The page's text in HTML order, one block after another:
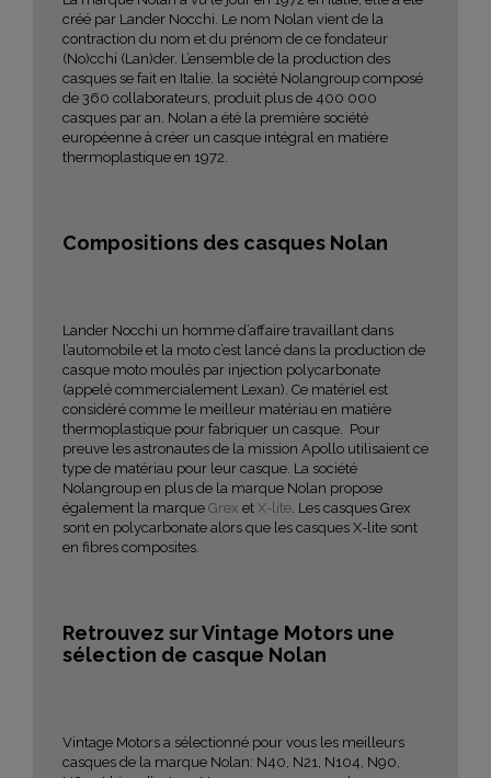
créé par Lander Nocchi. Le nom Nolan vient de la
contraction du nom et du prénom de ce fondateur
(No)cchi (Lan)der. L’ensemble de la production des
casques se fait en Italie. la société Nolangroup composé
de 360 collaborateurs, produit plus de 400 000
casques par an. Nolan a été la première société
européenne à créer un casque intégral en matière
thermoplastique en 1972.
Compositions des casques Nolan
Lander Nocchi un homme d’affaire travaillant dans
l’automobile et la moto c’est lancé dans la production de
casque moto moulés par injection polycarbonate
(appelé commercialement Lexan). Ce matériel est
considéré comme le meilleur matériau en matière
thermoplastique pour fabriquer un casque. Pour
preuve les astronautes de la mission Apollo utilisaient ce
type de matériau pour leur casque. La société
Nolangroup en plus de la marque Nolan propose
également la marque Grex et X-lite . Les casques Grex
sont en polycarbonate alors que les casques X-lite sont
en fibres composites.
Retrouvez sur Vintage Motors une
sélection de casque Nolan
Vintage Motors a sélectionné pour vous les meilleurs
casques de la marque Nolan: N40, N21, N104, N90,